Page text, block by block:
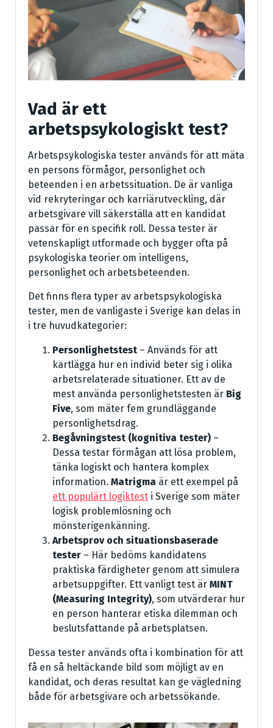
Vad är ett
arbetspsykologiskt test?
Arbetspsykologiska tester används för att mäta
en persons förmågor, personlighet och
beteenden i en arbetssituation. De är vanliga
vid rekryteringar och karriärutveckling, där
arbetsgivare vill säkerställa att en kandidat
passar för en specifik roll. Dessa tester är
vetenskapligt utformade och bygger ofta på
psykologiska teorier om intelligens,
personlighet och arbetsbeteenden.
Det finns flera typer av arbetspsykologiska
tester, men de vanligaste i Sverige kan delas in
i tre huvudkategorier:
Personlighetstest – Används för att
kartlägga hur en individ beter sig i olika
arbetsrelaterade situationer. Ett av de
mest använda personlighetstesten är Big
Five, som mäter fem grundläggande
personlighetsdrag.
Begåvningstest (kognitiva tester) –
Dessa testar förmågan att lösa problem,
tänka logiskt och hantera komplex
information. Matrigma är ett exempel på
ett populärt logiktest i Sverige som mäter
logisk problemlösning och
mönsterigenkänning.
Arbetsprov och situationsbaserade
tester – Här bedöms kandidatens
praktiska färdigheter genom att simulera
arbetsuppgifter. Ett vanligt test är MINT
(Measuring Integrity), som utvärderar hur
en person hanterar etiska dilemman och
beslutsfattande på arbetsplatsen.
Dessa tester används ofta i kombination för att
få en så heltäckande bild som möjligt av en
kandidat, och deras resultat kan ge vägledning
både för arbetsgivare och arbetssökande.